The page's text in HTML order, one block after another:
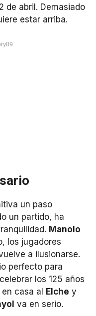
de abril. Demasiado
estar arriba.
un paso
un partido, ha
Manolo
los jugadores
a ilusionarse.
perfecto para
los 125 años
casa al
Elche y
va en serio.